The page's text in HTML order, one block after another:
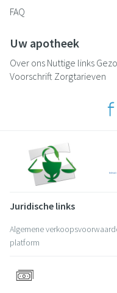
FAQ
Uw apotheek
Over ons Nuttige links
Voorschrift Zorgtarieven
Juridische links
Algemene
platform